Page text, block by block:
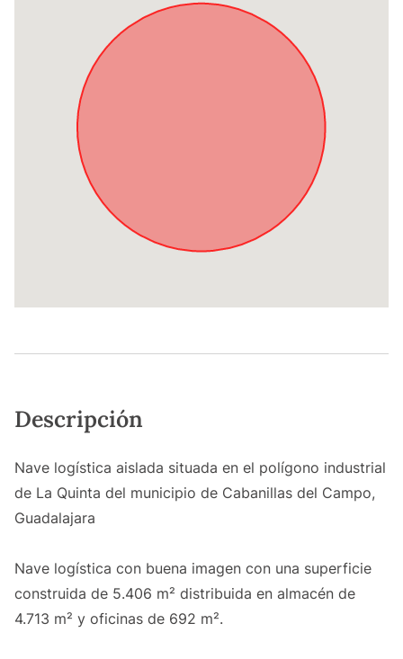
Descripción
Nave logística aislada situada en el polígono industrial
de La Quinta del municipio de Cabanillas del Campo,
Guadalajara
Nave logística con buena imagen con una superficie
construida de 5.406 m² distribuida en almacén de
4.713 m² y oficinas de 692 m².